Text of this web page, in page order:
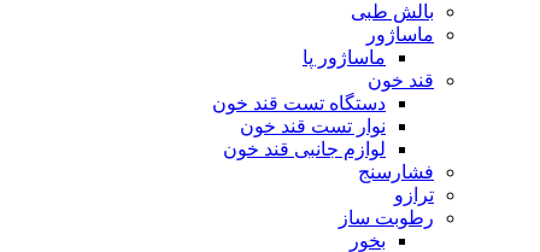
بالش طبی
ماساژور
ماساژور پا
قند خون
دستگاه تست قند خون
نوار تست قند خون
لوازم جانبی قند خون
فشارسنج
ترازو
رطوبت ساز
بخور